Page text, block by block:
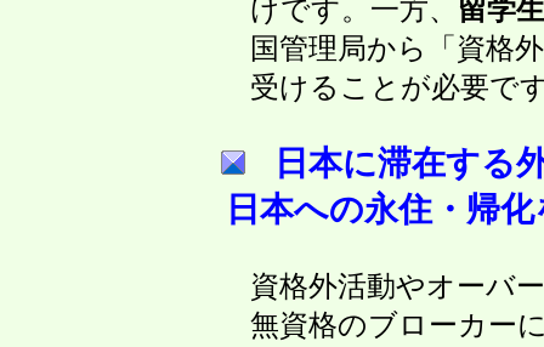
けです。一方、 留学
国管理局から「資格外
受けることが必要で
日本に滞在する
日本への永住・帰化
資格外活動やオーバー
無資格のブローカーに